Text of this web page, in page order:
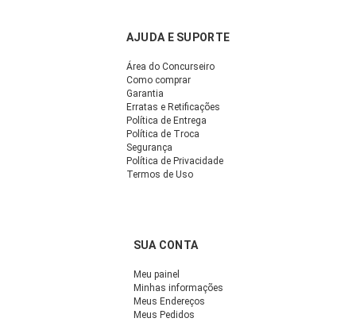
AJUDA E SUPORTE
Área do Concurseiro
Como comprar
Garantia
Erratas e Retificações
Política de Entrega
Política de Troca
Segurança
Política de Privacidade
Termos de Uso
SUA CONTA
Meu painel
Minhas informações
Meus Endereços
Meus Pedidos